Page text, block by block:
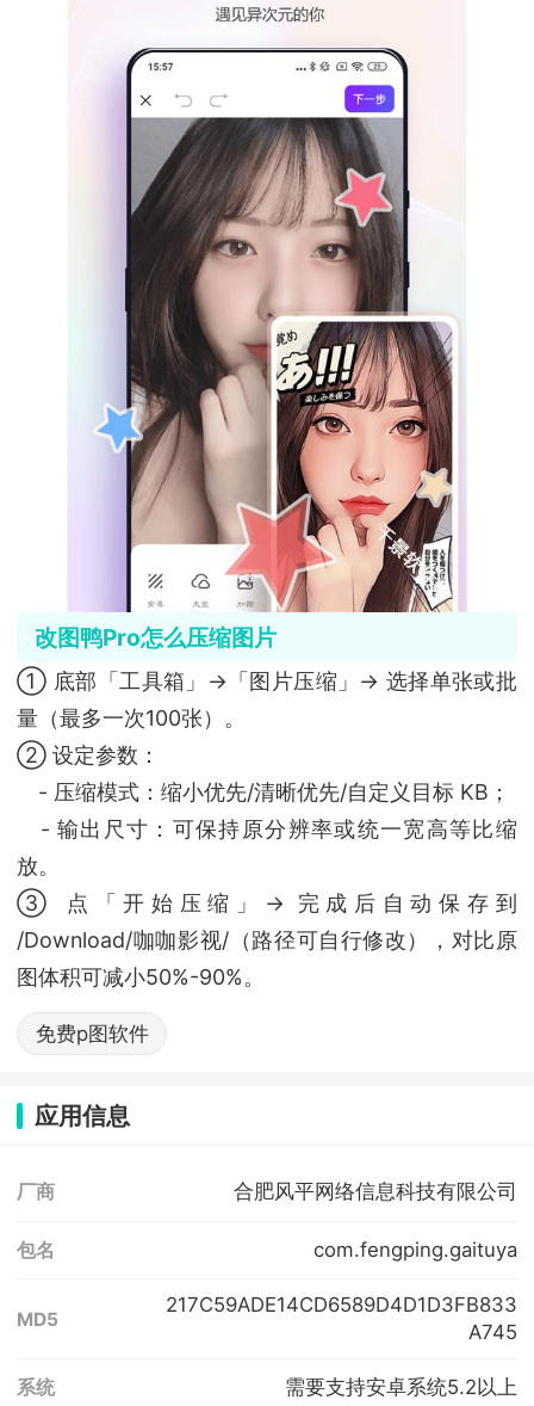
改图鸭Pro怎么压缩图片
① 底部「工具箱」→「图片压缩」→ 选择单张或批
量（最多一次100张）。
② 设定参数：
- 压缩模式：缩小优先/清晰优先/自定义目标 KB；
- 输出尺寸：可保持原分辨率或统一宽高等比缩
放。
③ 点「开始压缩」→ 完成后自动保存到
/Download/咖咖影视/（路径可自行修改），对比原
图体积可减小50%-90%。
免费p图软件
应用信息
厂商 合肥风平网络信息科技有限公司
包名 com.fengping.gaituya
MD5
217C59ADE14CD6589D4D1D3FB833
A745
系统 需要支持安卓系统5.2以上